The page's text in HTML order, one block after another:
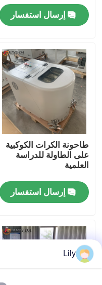
المنتجات
حول بنا
جولة في المعمل
ضبط الجودة
اتصل بنا
أخبار
درفلة الكرة مطحنة
إرسال استفسار
طاحونة الكرات الكوكبية
على الطاولة للدراسة
العلمية
إرسال استفسار
Lily